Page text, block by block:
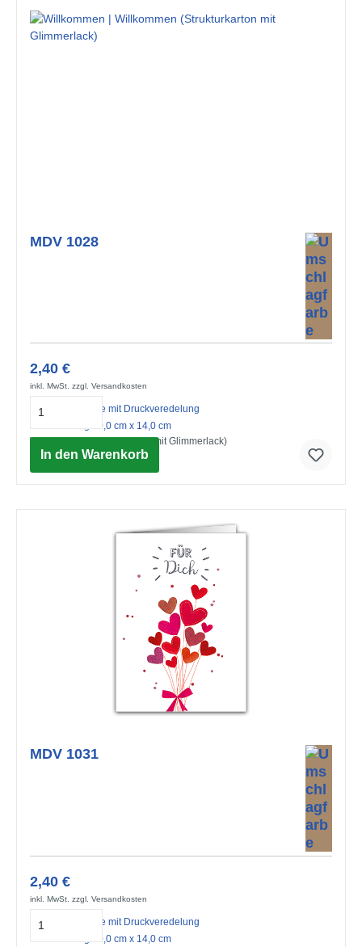
MDV 1028
2,40 €
inkl. MwSt. zzgl. Versandkosten
Midi-Doppelkarte mit Druckveredelung
mit Umschlag 10,0 cm x 14,0 cm
Willkommen (Strukturkarton mit Glimmerlack)
© Advocate Art / Pope Twins
In den Warenkorb
MDV 1031
2,40 €
inkl. MwSt. zzgl. Versandkosten
Midi-Doppelkarte mit Druckveredelung
mit Umschlag 10,0 cm x 14,0 cm